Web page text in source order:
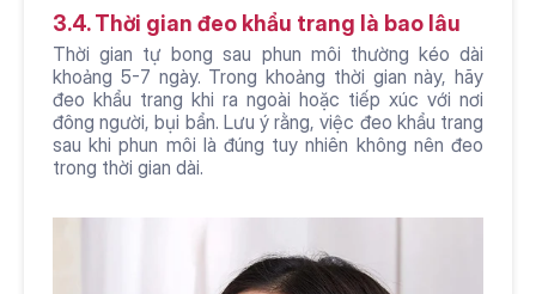
3.4. Thời gian đeo khẩu trang là bao lâu
Thời gian tự bong sau phun môi thường kéo dài
khoảng 5-7 ngày. Trong khoảng thời gian này, hãy
đeo khẩu trang khi ra ngoài hoặc tiếp xúc với nơi
đông người, bụi bẩn. Lưu ý rằng, việc đeo khẩu trang
sau khi phun môi là đúng tuy nhiên không nên đeo
trong thời gian dài.